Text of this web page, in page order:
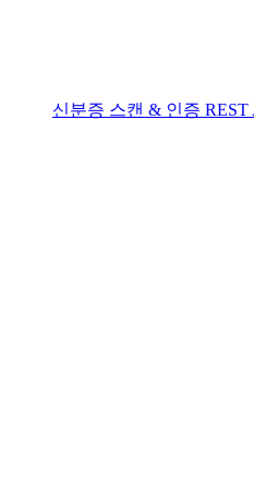
신분증 스캔 & 인증 REST